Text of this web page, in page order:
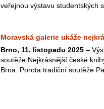
veřejnou výstavu studentských
Moravská galerie ukáže
Brno, 11. listopadu 2025 –
soutěže Nejkrásnější české
Brna. Porota tradiční soutěže